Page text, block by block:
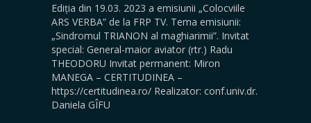
Ediția din 19.03. 2023 a emisiunii „Colocviile
ARS VERBA” de la FRP TV. Tema emisiunii:
„Sindromul TRIANON al maghiarimii”. Invitat
special: General-maior aviator (rtr.) Radu
THEODORU Invitat permanent: Miron
MANEGA – CERTITUDINEA –
https://certitudinea.ro/ Realizator: conf.univ.dr.
Daniela GÎFU